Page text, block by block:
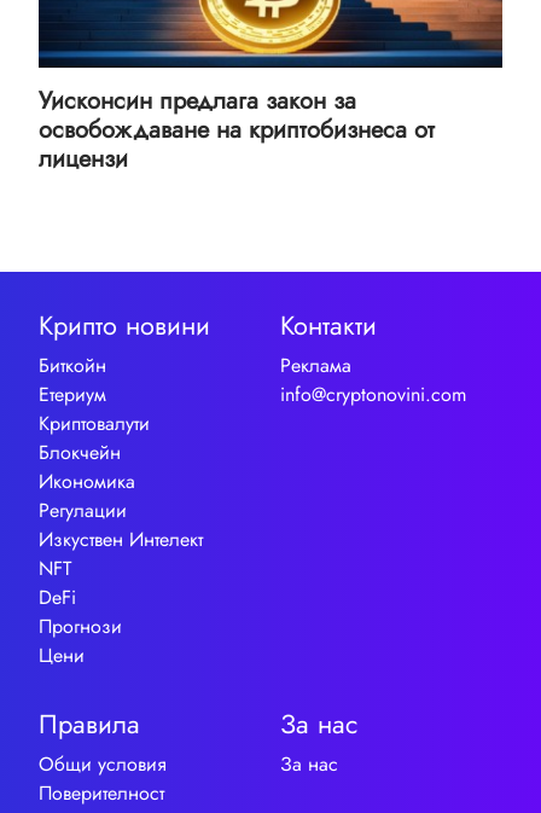
Уисконсин предлага закон за
освобождаване на криптобизнеса от
лицензи
Крипто новини
Биткойн
Етериум
Криптовалути
Блокчейн
Икономика
Регулации
Изкуствен Интелект
NFT
DeFi
Прогнози
Цени
Контакти
Реклама
info@cryptonovini.com
Правила
Общи условия
Поверителност
За нас
За нас